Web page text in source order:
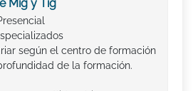
Mig y Tig
según el centro de formación
de la formación.